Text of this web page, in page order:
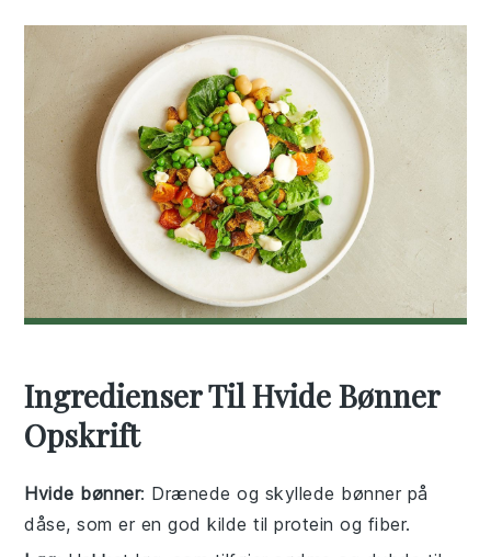
Ingredienser Til Hvide Bønner
Opskrift
Hvide bønner: Drænede og skyllede bønner på
dåse, som er en god kilde til protein og fiber.